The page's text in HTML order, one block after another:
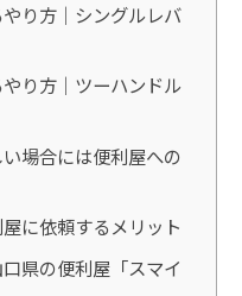
り方｜シングルレバ
り方｜ツーハンドル
場合には便利屋への
に依頼するメリット
県の便利屋「スマイ